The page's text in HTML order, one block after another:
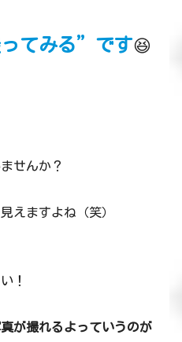
てみる”です😆
せんか？
えますよね（笑）
！
が撮れるよっていうのが